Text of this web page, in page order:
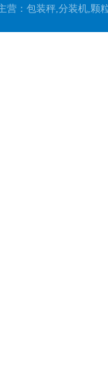
营： 包装秤,分装机,颗